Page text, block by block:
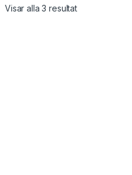
Visar alla 3 resultat